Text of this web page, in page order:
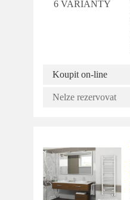
6 VARIANTY
Koupit on-line
Nelze rezervovat